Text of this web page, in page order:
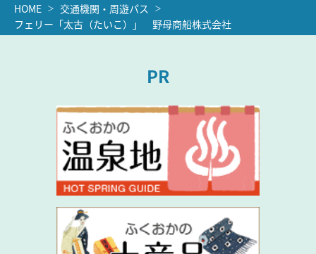
HOME
交通機関・周遊パス
フェリー「太古（たいこ）」 野母商船株式会社
PR